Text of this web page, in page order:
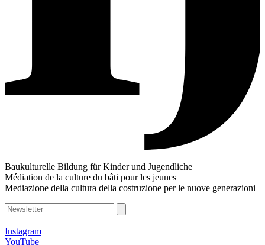
Baukulturelle Bildung für Kinder und Jugendliche
Médiation de la culture du bâti pour les jeunes
Mediazione della cultura della costruzione per le nuove generazioni
Instagram
YouTube